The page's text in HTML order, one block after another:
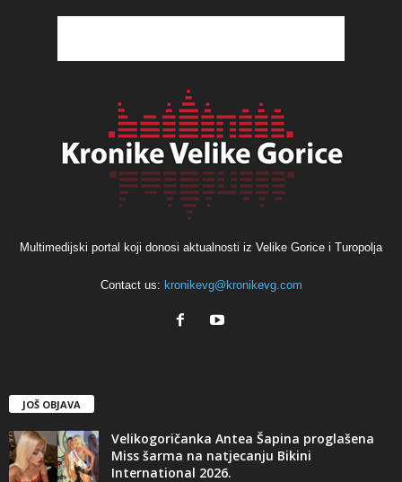
Multimedijski portal koji donosi aktualnosti iz Velike Gorice i Turopolja
Contact us: kronikevg@kronikevg.com
JOŠ OBJAVA
Velikogoričanka Antea Šapina proglašena
Miss šarma na natjecanju Bikini
International 2026.